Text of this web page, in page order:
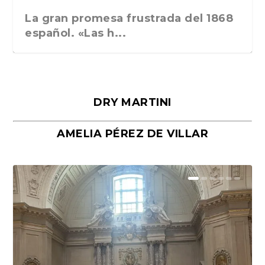
La gran promesa frustrada del 1868
español. «Las h...
Málaga, verso en azul, de Rafael
Porras y Salvador...
«La cocina hebrea. Alimentación
del pueblo judío e...
DRY MARTINI
AMELIA PÉREZ DE VILLAR